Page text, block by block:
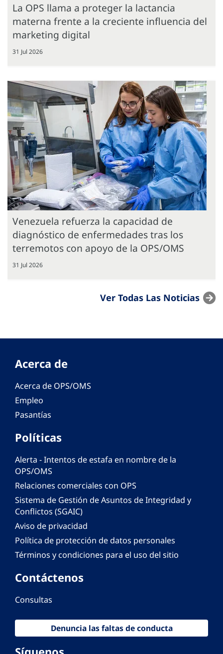
La OPS llama a proteger la lactancia
materna frente a la creciente influencia del
marketing digital
31 Jul 2026
Venezuela refuerza la capacidad de
diagnóstico de enfermedades tras los
terremotos con apoyo de la OPS/OMS
31 Jul 2026
Ver Todas Las Noticias
Acerca de
Acerca de OPS/OMS
Empleo
Pasantías
Políticas
Alerta - Intentos de estafa en nombre de la
OPS/OMS
Relaciones comerciales con OPS
Sistema de Gestión de Asuntos de Integridad y
Conflictos (SGAIC)
Aviso de privacidad
Política de protección de datos personales
Términos y condiciones para el uso del sitio
Contáctenos
Consultas
Denuncia las faltas de conducta